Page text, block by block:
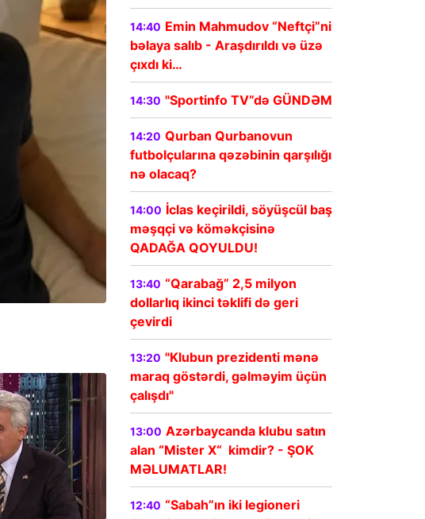
14:40 Emin Mahmudov “Neftçi”ni
bəlaya salıb - Araşdırıldı və üzə
çıxdı ki…
14:30 "Sportinfo TV”də GÜNDƏM
14:20 Qurban Qurbanovun
futbolçularına qəzəbinin qarşılığı
nə olacaq?
14:00 İclas keçirildi, söyüşcül baş
məşqçi və köməkçisinə
QADAĞA QOYULDU!
13:40 “Qarabağ” 2,5 milyon
dollarlıq ikinci təklifi də geri
çevirdi
13:20 "Klubun prezidenti mənə
maraq göstərdi, gəlməyim üçün
çalışdı"
13:00 Azərbaycanda klubu satın
alan “Mister X“ kimdir? - ŞOK
MƏLUMATLAR!
12:40 “Sabah”ın iki legioneri